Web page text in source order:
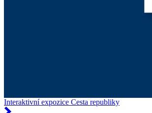
Interaktivní expozice Cesta republiky